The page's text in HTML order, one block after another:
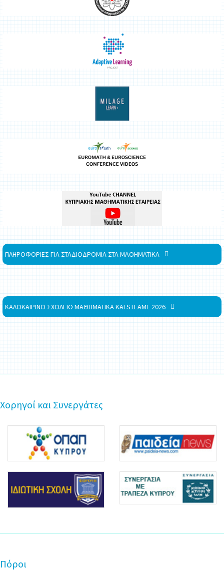
ΠΛΗΡΟΦΟΡΙΕΣ ΓΙΑ ΣΤΑΔΙΟΔΡΟΜΙΑ ΣΤΑ ΜΑΘΗΜΑΤΙΚΑ
ΚΑΛΟΚΑΙΡΙΝΟ ΣΧΟΛΕΙΟ ΜΑΘΗΜΑΤΙΚΑ ΚΑΙ STEAME 2026
Χορηγοί και Συνεργάτες
Πόροι